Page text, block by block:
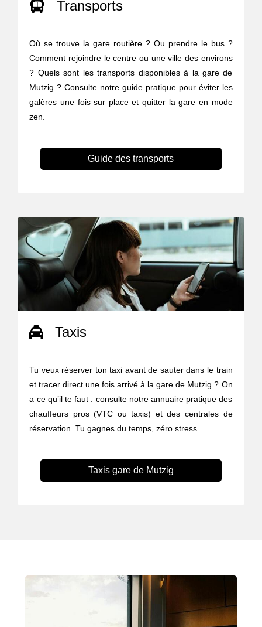
Transports
Où se trouve la gare routière ? Ou prendre le bus ?
Comment rejoindre le centre ou une ville des environs
? Quels sont les transports disponibles à la gare de
Mutzig ? Consulte notre guide pratique pour éviter les
galères une fois sur place et quitter la gare en mode
zen.
Guide des transports
Taxis
Tu veux réserver ton taxi avant de sauter dans le train
et tracer direct une fois arrivé à la gare de Mutzig ? On
a ce qu’il te faut : consulte notre annuaire pratique des
chauffeurs pros (VTC ou taxis) et des centrales de
réservation. Tu gagnes du temps, zéro stress.
Taxis gare de Mutzig